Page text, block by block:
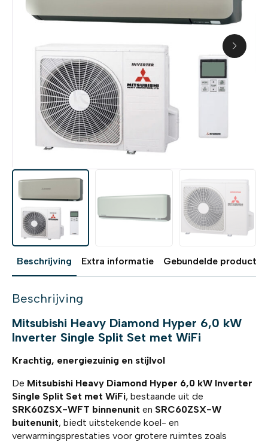
Beschrijving Extra informatie Gebundelde producten
Beschrijving
Mitsubishi Heavy Diamond Hyper 6,0 kW
Inverter Single Split Set met WiFi
Krachtig, energiezuinig en stijlvol
De Mitsubishi Heavy Diamond Hyper 6,0 kW Inverter
Single Split Set met WiFi, bestaande uit de
SRK60ZSX-WFT binnenunit en SRC60ZSX-W
buitenunit, biedt uitstekende koel- en
verwarmingsprestaties voor grotere ruimtes zoals